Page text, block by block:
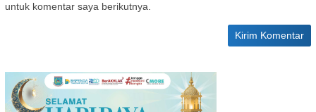
untuk komentar saya berikutnya.